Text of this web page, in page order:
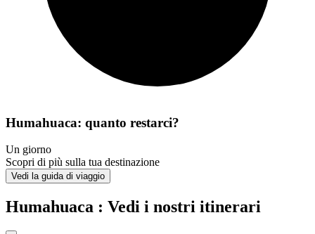
Humahuaca: quanto restarci?
Un giorno
Scopri di più sulla tua destinazione
Vedi la guida di viaggio
Humahuaca : Vedi i nostri itinerari